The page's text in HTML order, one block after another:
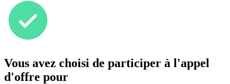
Vous avez choisi de participer à l'appel
d'offre pour